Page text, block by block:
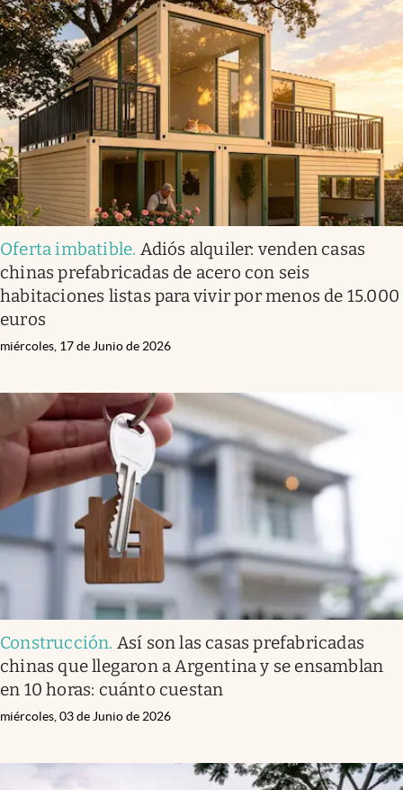
Oferta imbatible. Adiós alquiler: venden casas
chinas prefabricadas de acero con seis
habitaciones listas para vivir por menos de 15.000
euros
miércoles, 17 de Junio de 2026
Construcción. Así son las casas prefabricadas
chinas que llegaron a Argentina y se ensamblan
en 10 horas: cuánto cuestan
miércoles, 03 de Junio de 2026